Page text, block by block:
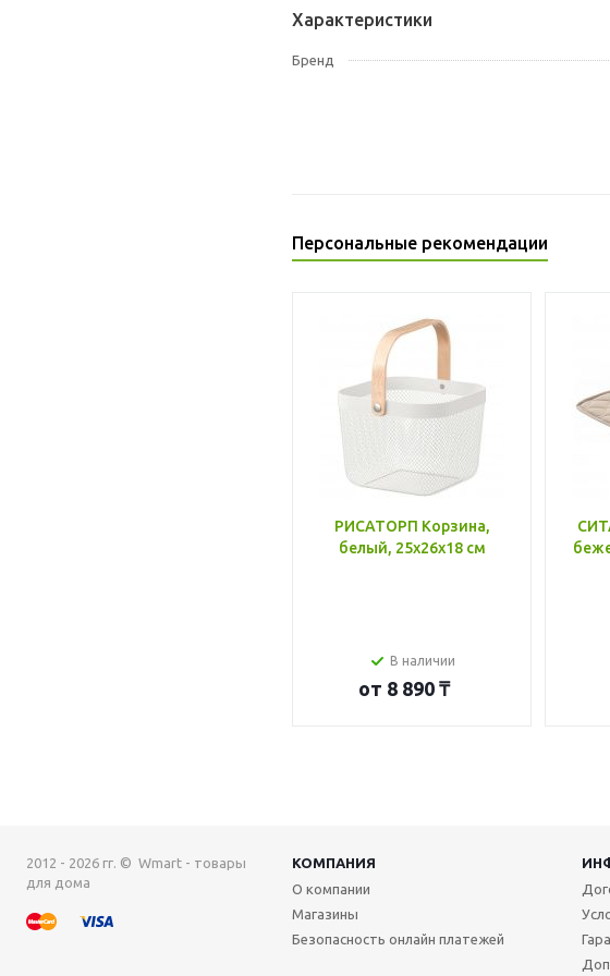
Характеристики
Бренд
Персональные рекомендации
РИСАТОРП Корзина,
белый, 25x26x18 см
В наличии
от 8 890 ₸
2012 - 2026 гг. © Wmart - товары
для дома
КОМПАНИЯ
О компании
Магазины
Безопасность онлайн платежей